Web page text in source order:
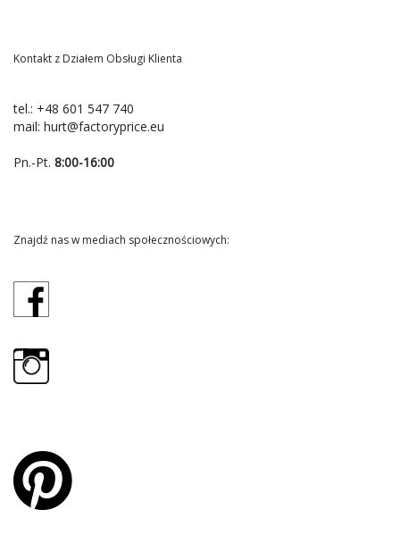
Kontakt z Działem Obsługi Klienta
tel.: +48 601 547 740
mail: hurt@factoryprice.eu
Pn.-Pt. 8:00-16:00
Znajdź nas w mediach społecznościowych: